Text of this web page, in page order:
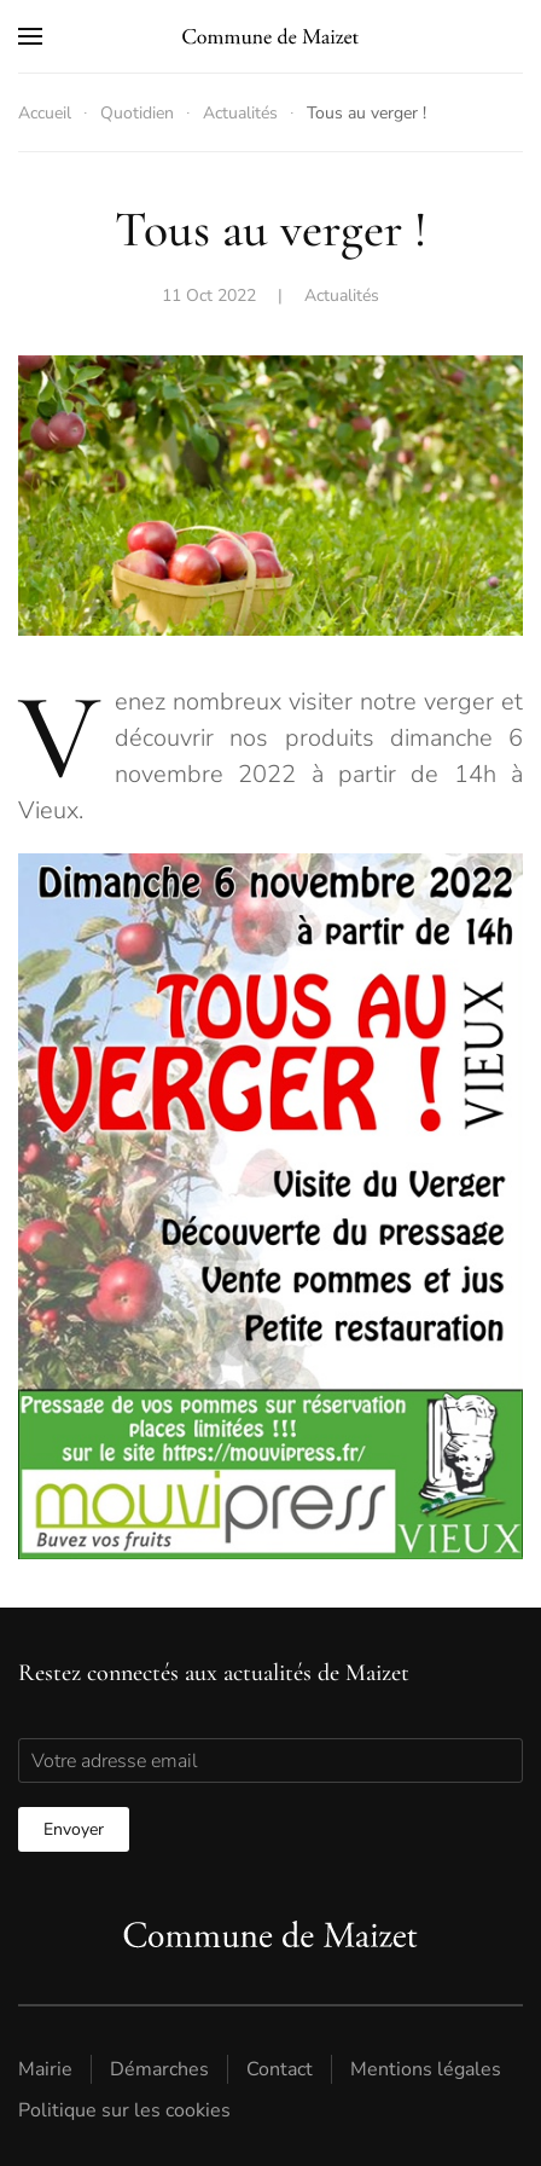
Accueil Quotidien Actualités Tous au verger !
Tous au verger !
11 Oct 2022 | Actualités
V enez nombreux visiter notre verger et
découvrir nos produits dimanche 6
novembre 2022 à partir de 14h à
Vieux.
Restez connectés aux actualités de Maizet
Mairie Démarches Contact
Mentions légales
Politique sur les cookies